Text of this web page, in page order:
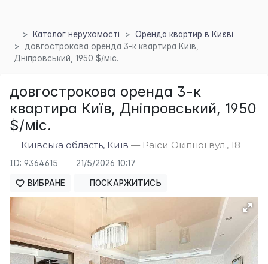
Каталог нерухомості
Оренда квартир в Києві
довгострокова оренда 3-к квартира Київ,
Дніпровський, 1950 $/міс.
довгострокова оренда 3-к
квартира Київ, Дніпровський, 1950
$/міс.
Київська область, Київ — Раїси Окіпної вул., 18
ID: 9364615 21/5/2026 10:17
ВИБРАНЕ ПОСКАРЖИТИСЬ